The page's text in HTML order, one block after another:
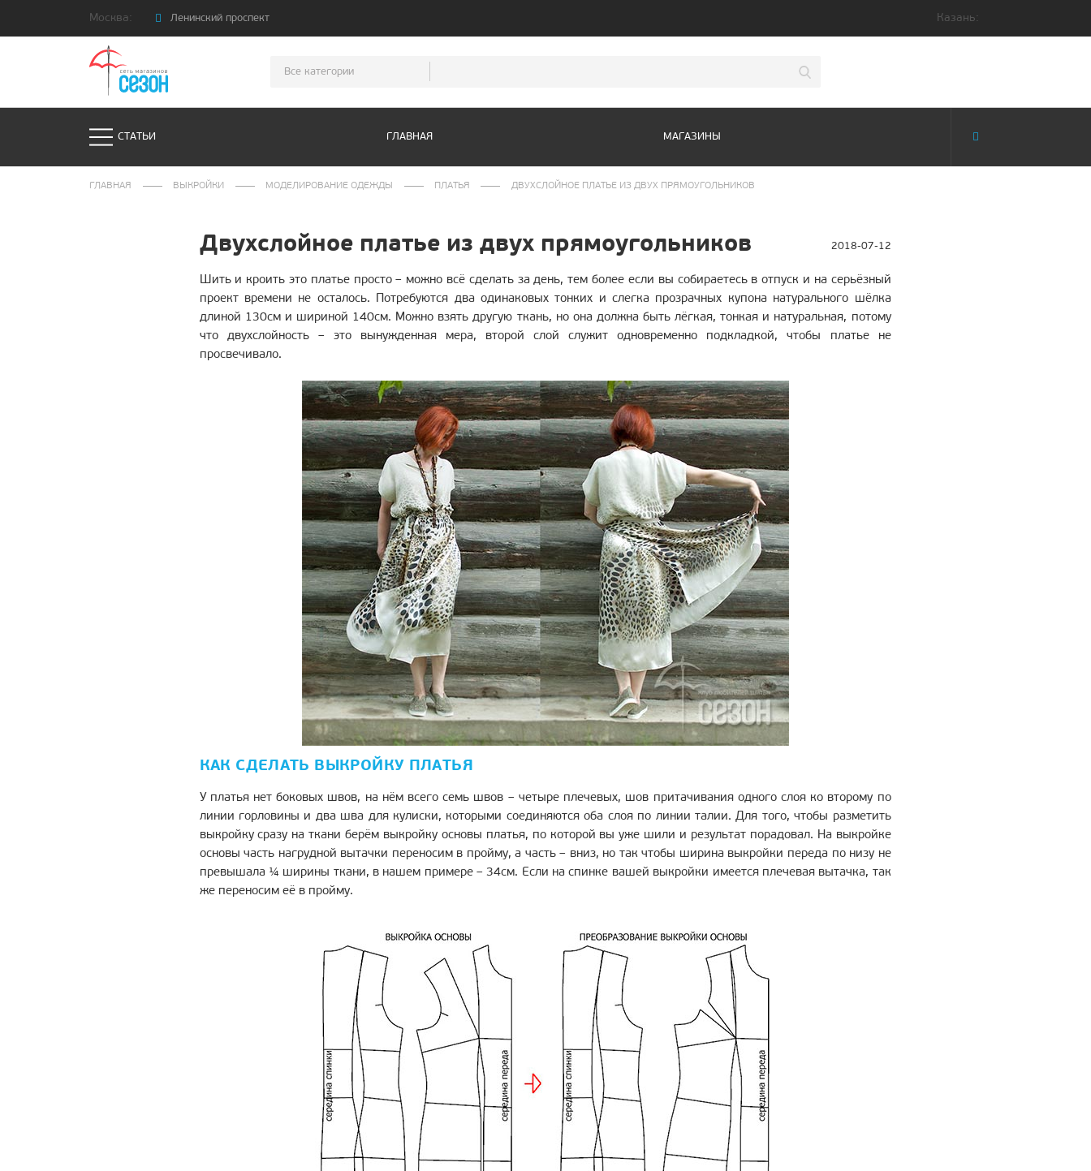
Москва: Ленинский проспект
Посмотреть на карте
Казань:
Все категории
СТАТЬИ ГЛАВНАЯ
МАГАЗИНЫ
ГЛАВНАЯ ВЫКРОЙКИ МОДЕЛИРОВАНИЕ ОДЕЖДЫ ПЛАТЬЯ ДВУХСЛОЙНОЕ ПЛАТЬЕ ИЗ ДВУХ ПРЯМОУГОЛЬНИКОВ
Двухслойное платье из двух прямоугольников
Шить и кроить это платье просто – можно всё сделать за день, тем более если вы собираетесь в отпуск и на серьёзный
проект времени не осталось. Потребуются два одинаковых тонких и слегка прозрачных купона натурального шёлка
длиной 130см и шириной 140см. Можно взять другую ткань, но она должна быть лёгкая, тонкая и натуральная, потому
что двухслойность – это вынужденная мера, второй слой служит одновременно подкладкой, чтобы платье не
просвечивало.
КАК СДЕЛАТЬ ВЫКРОЙКУ ПЛАТЬЯ
У платья нет боковых швов, на нём всего семь швов – четыре плечевых, шов притачивания одного слоя ко второму по
линии горловины и два шва для кулиски, которыми соединяются оба слоя по линии талии. Для того, чтобы разметить
выкройку сразу на ткани берём выкройку основы платья, по которой вы уже шили и результат порадовал. На выкройке
основы часть нагрудной вытачки переносим в пройму, а часть – вниз, но так чтобы ширина выкройки переда по низу не
превышала ¼ ширины ткани, в нашем примере – 34см. Если на спинке вашей выкройки имеется плечевая вытачка, так
же переносим её в пройму.